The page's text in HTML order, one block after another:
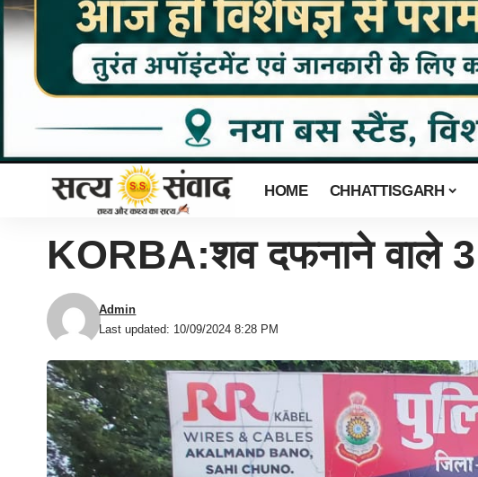
HOME CHHATTISGARH
KORBA:शव दफनाने वाले 3
Last updated: 10/09/2024 8:28 PM
Admin